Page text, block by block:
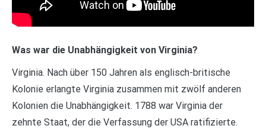
Was war die Unabhängigkeit von Virginia?
Virginia. Nach über 150 Jahren als englisch-britische
Kolonie erlangte Virginia zusammen mit zwölf anderen
Kolonien die Unabhängigkeit. 1788 war Virginia der
zehnte Staat, der die Verfassung der USA ratifizierte.